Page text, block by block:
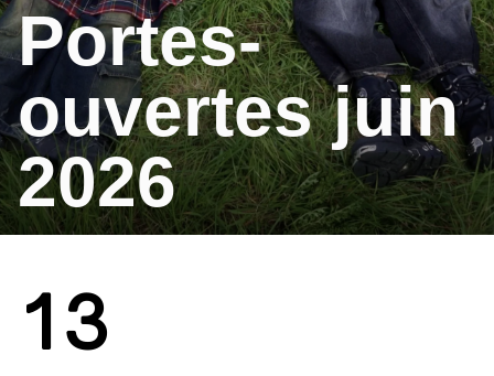
Portes-
ouvertes juin
2026
13